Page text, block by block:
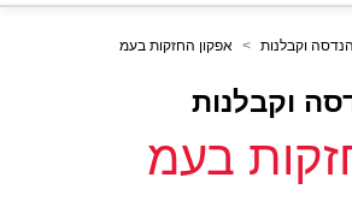
הנדסה וקבלנות אפקון החזקות בעמ
וקבלנות
בעמ